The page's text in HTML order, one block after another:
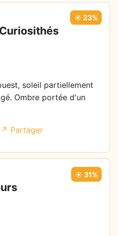
☀️ 23%
soleil partiellement
Ombre portée d'un
↗ Partager
☀️ 31%